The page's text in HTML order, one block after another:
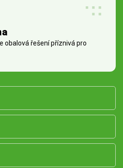
obalová řešení příznivá pro